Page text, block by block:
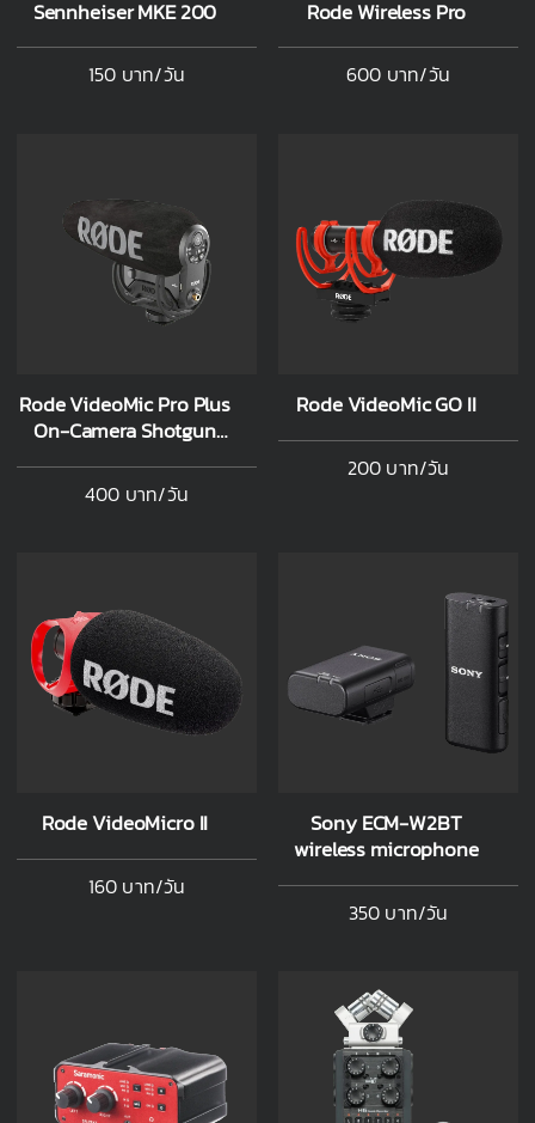
Sennheiser MKE 200
150 บาท/วัน
Rode Wireless Pro
600 บาท/วัน
Rode VideoMic Pro Plus
On-Camera Shotgun
400 บาท/วัน
Rode VideoMic GO II
200 บาท/วัน
Rode VideoMicro II
160 บาท/วัน
Sony ECM-W2BT
wireless microphone
350 บาท/วัน